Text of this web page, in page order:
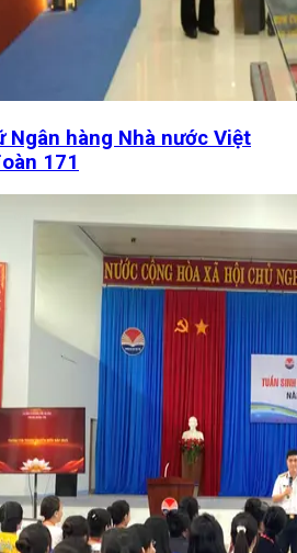
Ngân hàng Nhà nước Việt
171